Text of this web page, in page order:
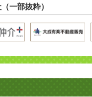
一部抜粋）